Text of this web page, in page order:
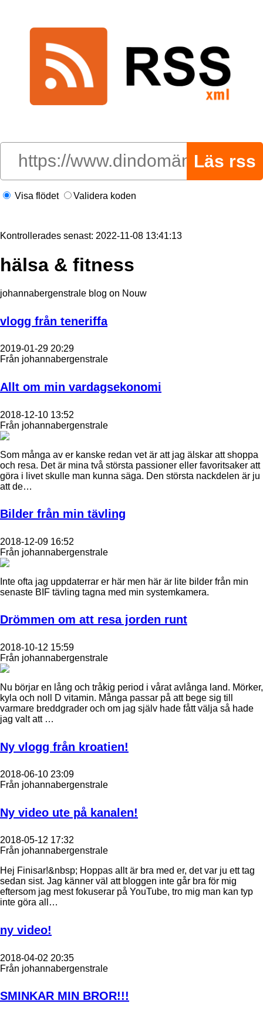
Visa flödet Validera koden
Kontrollerades senast: 2022-11-08 13:41:13
hälsa & fitness
johannabergenstrale blog on Nouw
vlogg från teneriffa
2019-01-29 20:29
Från johannabergenstrale
Allt om min vardagsekonomi
2018-12-10 13:52
Från johannabergenstrale
Som många av er kanske redan vet är att jag älskar att shoppa
och resa. Det är mina två största passioner eller favoritsaker att
göra i livet skulle man kunna säga. Den största nackdelen är ju
att de…
Bilder från min tävling
2018-12-09 16:52
Från johannabergenstrale
Inte ofta jag uppdaterrar er här men här är lite bilder från min
senaste BIF tävling tagna med min systemkamera.
Drömmen om att resa jorden runt
2018-10-12 15:59
Från johannabergenstrale
Nu börjar en lång och tråkig period i vårat avlånga land. Mörker,
kyla och noll D vitamin. Många passar på att bege sig till
varmare breddgrader och om jag själv hade fått välja så hade
jag valt att …
Ny vlogg från kroatien!
2018-06-10 23:09
Från johannabergenstrale
Ny video ute på kanalen!
2018-05-12 17:32
Från johannabergenstrale
​Hej Finisar!&nbsp; Hoppas allt är bra med er, det var ju ett tag
sedan sist. Jag känner väl att bloggen inte går bra för mig
eftersom jag mest fokuserar på YouTube, tro mig man kan typ
inte göra all…
ny video!
2018-04-02 20:35
Från johannabergenstrale
SMINKAR MIN BROR!!!